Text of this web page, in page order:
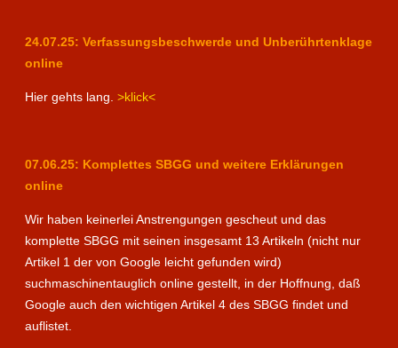
24.07.25: Verfassungsbeschwerde und Unberührtenklage
online
Hier gehts lang. >klick<
07.06.25: Komplettes SBGG und weitere Erklärungen
online
Wir haben keinerlei Anstrengungen gescheut und das
komplette SBGG mit seinen insgesamt 13 Artikeln (nicht nur
Artikel 1 der von Google leicht gefunden wird)
suchmaschinentauglich online gestellt, in der Hoffnung, daß
Google auch den wichtigen Artikel 4 des SBGG findet und
auflistet.